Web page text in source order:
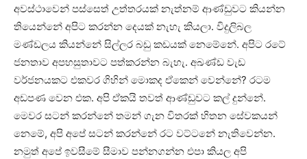
අවස්ථාවෙන් පස්සෙත් උත්තරයක් නැත්නම් ආණ්ඩුවට කියන්න
තියෙන්නේ අපිට කරන්න දෙයක් නැහැ කියලා. විදුලිබල
මණ්ඩලය කියන්නේ සිල්ලර බඩු කඩයක් නෙමේනේ. අපිට රටේ
ජනතාව අපහසුතාවට පත්කරන්න බැහැ. අඛණ්ඩ වැඩ
වර්ජනයකට එකවර ගිහින් මොකද ඒකෙන් වෙන්නේ? රටම
අඩපණ වෙන එක. අපි ඒකයි තවත් ආණ්ඩුවට කල් දුන්නේ.
මෙවර සටන් කරන්නේ තමන් ගැන විතරක් හිතන සේවකයන්
නෙමේ, අපි අපේ සටන් කරන්නේ රට වට්ටනේ නැතිවෙන්න.
නමුත් අපේ ඉවසීමේ සීමාව පන්නගන්න එපා කියල අපි